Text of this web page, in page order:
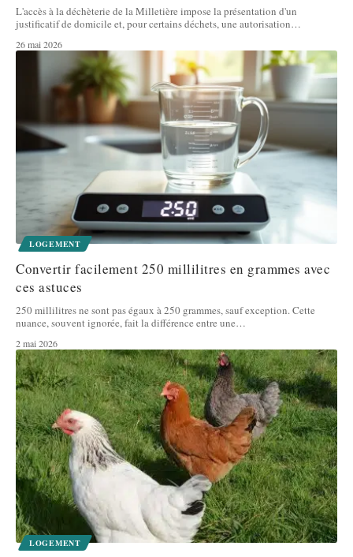
L'accès à la déchèterie de la Milletière impose la présentation d'un
justificatif de domicile et, pour certains déchets, une autorisation…
26 mai 2026
LOGEMENT
Convertir facilement 250 millilitres en grammes avec
ces astuces
250 millilitres ne sont pas égaux à 250 grammes, sauf exception. Cette
nuance, souvent ignorée, fait la différence entre une…
2 mai 2026
LOGEMENT